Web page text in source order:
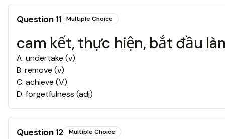
Question11 Multiple Choice
cam kết, thực hiện, bắt đầu
A. undertake (v)
B. remove (v)
C. achieve (V)
D. forgetfulness (adj)
Question12 Multiple Choice